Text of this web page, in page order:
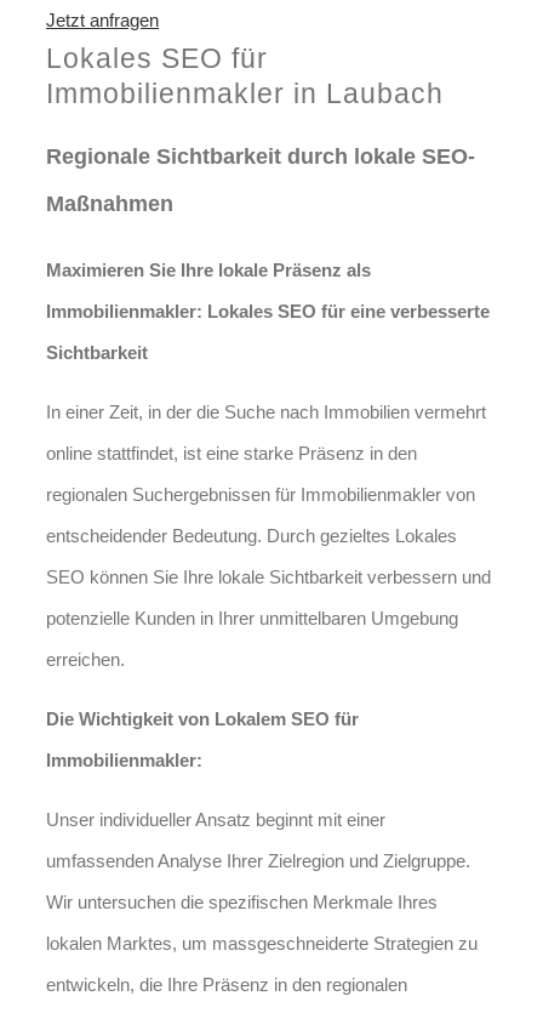
Jetzt anfragen
Lokales SEO für
Immobilienmakler in Laubach
Regionale Sichtbarkeit durch lokale SEO-
Maßnahmen
Maximieren Sie Ihre lokale Präsenz als
Immobilienmakler: Lokales SEO für eine verbesserte
Sichtbarkeit
In einer Zeit, in der die Suche nach Immobilien vermehrt
online stattfindet, ist eine starke Präsenz in den
regionalen Suchergebnissen für Immobilienmakler von
entscheidender Bedeutung. Durch gezieltes Lokales
SEO können Sie Ihre lokale Sichtbarkeit verbessern und
potenzielle Kunden in Ihrer unmittelbaren Umgebung
erreichen.
Die Wichtigkeit von Lokalem SEO für
Immobilienmakler:
Unser individueller Ansatz beginnt mit einer
umfassenden Analyse Ihrer Zielregion und Zielgruppe.
Wir untersuchen die spezifischen Merkmale Ihres
lokalen Marktes, um massgeschneiderte Strategien zu
entwickeln, die Ihre Präsenz in den regionalen